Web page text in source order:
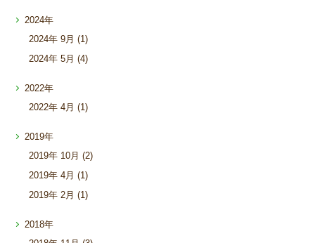
2024年
2024年 9月 (1)
2024年 5月 (4)
2022年
2022年 4月 (1)
2019年
2019年 10月 (2)
2019年 4月 (1)
2019年 2月 (1)
2018年